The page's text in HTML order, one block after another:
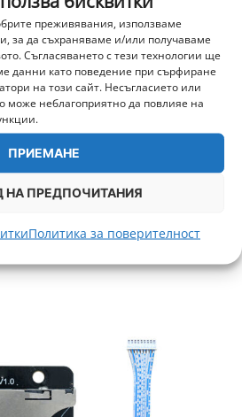
преживявания, използваме
за да съхраняваме и/или получаваме
Съгласяването с тези технологии ще
данни като поведение при сърфиране
на този сайт. Несъгласието или
може неблагоприятно да повлияе на
ПРИЕМАНЕ
НА ПРЕДПОЧИТАНИЯ
Политика за поверителност
силиконов ръкав за Hotend